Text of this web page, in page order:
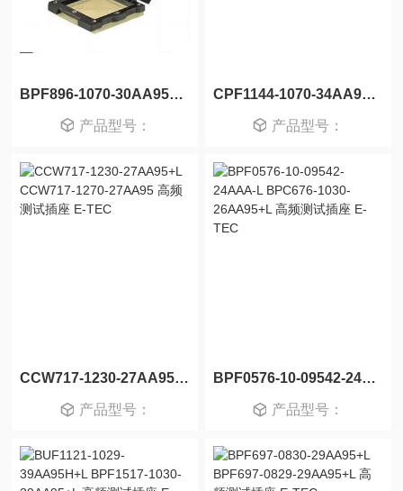
BPF896-1070-30AA95H BPE896-1070-30AA95H 高频测试插座 E-TEC
产品型号：
CPF1144-1070-34AA95 CPF1509-1070-39AA95 高频测试插座 E-TEC
产品型号：
CCW717-1230-27AA95+L CCW717-1270-27AA95 高频测试插座 E-TEC
产品型号：
BPF0576-10-09542-24AAA-L BPC676-1030-26AA95+L 高频测试插座 E-TEC
产品型号：